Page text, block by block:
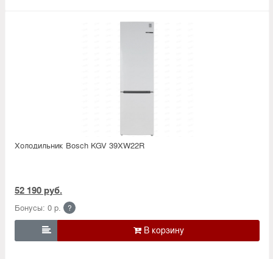
Холодильник Bosсh KGV 39XW22R
52 190 руб.
Бонусы: 0 р. ?
